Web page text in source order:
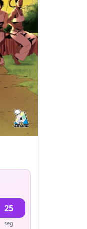
25
seg